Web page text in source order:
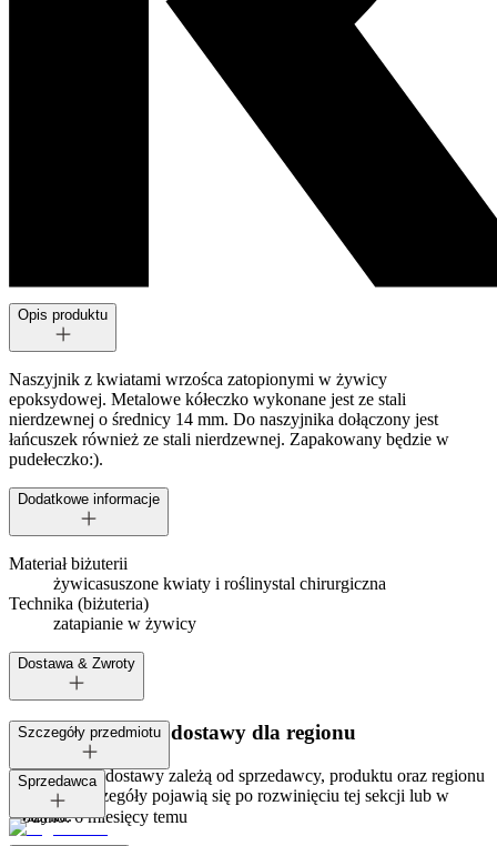
Opis produktu
Naszyjnik z kwiatami wrzośca zatopionymi w żywicy
epoksydowej. Metalowe kółeczko wykonane jest ze stali
nierdzewnej o średnicy 14 mm. Do naszyjnika dołączony jest
łańcuszek również ze stali nierdzewnej. Zapakowany będzie w
pudełeczko:).
Dodatkowe informacje
Materiał biżuterii
żywicasuszone kwiaty i roślinystal chirurgiczna
Technika (biżuteria)
zatapianie w żywicy
Dostawa & Zwroty
Dostępne metody dostawy dla regionu
Opcje i koszt dostawy zależą od sprzedawcy, produktu oraz regionu
dostawy. Szczegóły pojawią się po rozwinięciu tej sekcji lub w
koszyku.
Szczegóły przedmiotu
Tagi:
Dodano:6 miesięcy temu
Sprzedawca